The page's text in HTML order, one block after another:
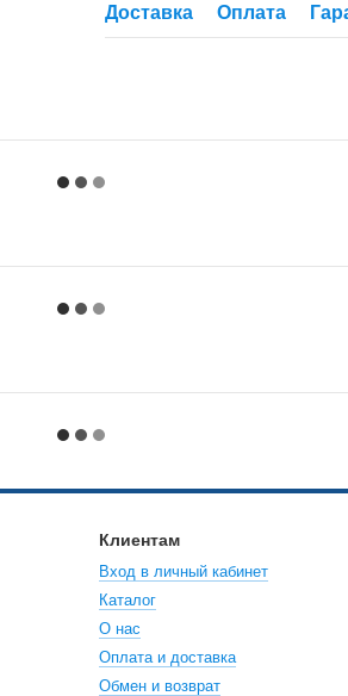
Доставка Оплата
Клиентам
Вход в личный кабинет
Каталог
О нас
Оплата и доставка
Обмен и возврат